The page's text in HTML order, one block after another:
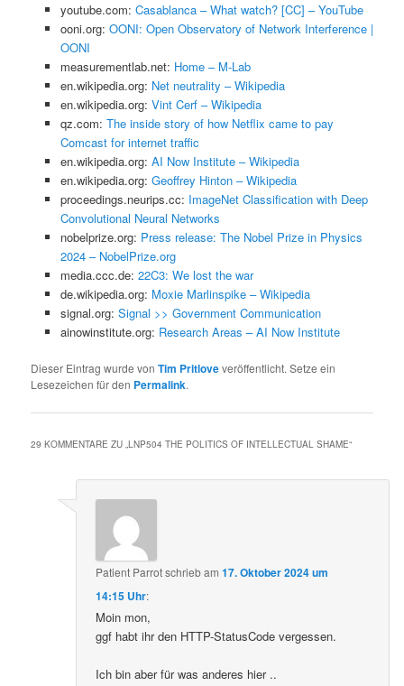
youtube.com: Casablanca – What watch? [CC] – YouTube
ooni.org: OONI: Open Observatory of Network Interference |
OONI
measurementlab.net: Home – M-Lab
en.wikipedia.org: Net neutrality – Wikipedia
en.wikipedia.org: Vint Cerf – Wikipedia
qz.com: The inside story of how Netflix came to pay
Comcast for internet traffic
en.wikipedia.org: AI Now Institute – Wikipedia
en.wikipedia.org: Geoffrey Hinton – Wikipedia
proceedings.neurips.cc: ImageNet Classification with Deep
Convolutional Neural Networks
nobelprize.org: Press release: The Nobel Prize in Physics
2024 – NobelPrize.org
media.ccc.de: 22C3: We lost the war
de.wikipedia.org: Moxie Marlinspike – Wikipedia
signal.org: Signal >> Government Communication
ainowinstitute.org: Research Areas – AI Now Institute
Dieser Eintrag wurde vonTim Pritloveveröffentlicht. Setze ein
Lesezeichen für den Permalink.
29 KOMMENTARE ZU „LNP504 THE POLITICS OF INTELLECTUAL SHAME“
Patient Parrotschriebam17. Oktober 2024 um
14:15 Uhr:
Moin mon,
ggf habt ihr den HTTP-StatusCode vergessen.
Ich bin aber für was anderes hier ..